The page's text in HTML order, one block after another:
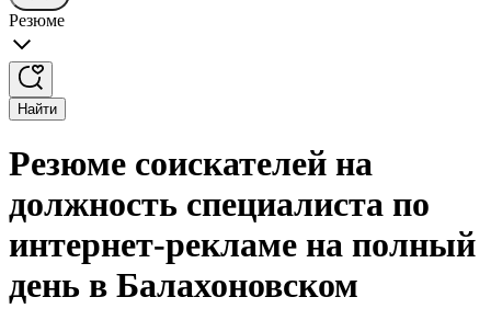
Резюме
Найти
Резюме соискателей на
должность специалиста по
интернет-рекламе на полный
день в Балахоновском